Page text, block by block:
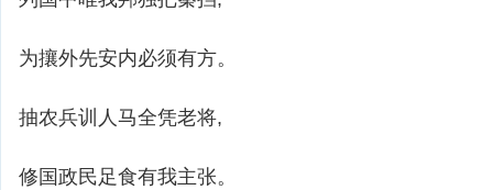
为攘外先安内必须有方。
抽农兵训人马全凭老将,
修国政民足食有我主张。